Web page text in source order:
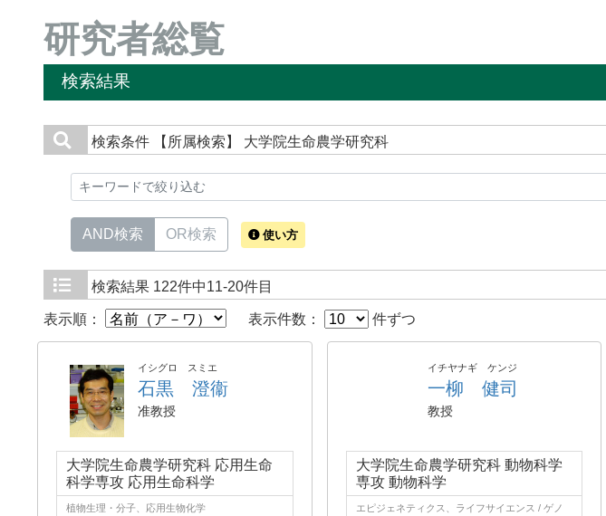
研究者総覧
検索結果
検索条件 【所属検索】 大学院生命農学研究科
AND検索 OR検索 使い方
検索結果 122件中11-20件目
表示順： 表示件数： 件ずつ
イシグロ スミエ
石黒 澄衞
准教授
大学院生命農学研究科 応用生命
科学専攻 応用生命科学
植物生理・分子、応用生物化学
イチヤナギ ケンジ
一柳 健司
教授
大学院生命農学研究科 動物科学
専攻 動物科学
エピジェネティクス、ライフサイエンス / ゲノ